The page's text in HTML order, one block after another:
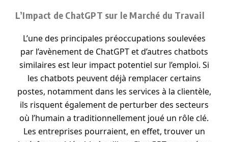
L’Impact de ChatGPT sur le Marché du Travail
L’une des principales préoccupations soulevées
par l’avènement de ChatGPT et d’autres chatbots
similaires est leur impact potentiel sur l’emploi. Si
les chatbots peuvent déjà remplacer certains
postes, notamment dans les services à la clientèle,
ils risquent également de perturber des secteurs
où l’humain a traditionnellement joué un rôle clé.
Les entreprises pourraient, en effet, trouver un